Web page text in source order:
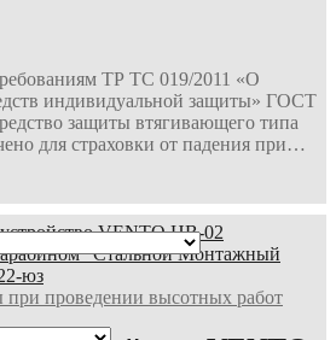
ТР ТС 019/2011 «О
индивидуальной защиты» ГОСТ
защиты втягивающего типа
для страховки от падения при…
при проведении высотных работ